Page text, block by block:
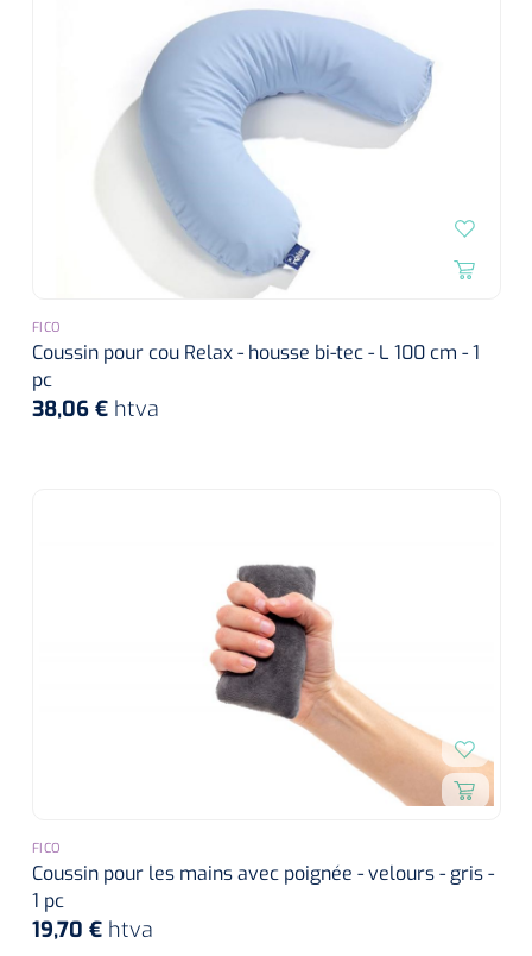
FICO
Coussin pour cou Relax - housse bi-tec - L 100 cm - 1
pc
38,06 € htva
FICO
Coussin pour les mains avec poignée - velours - gris -
1 pc
19,70 € htva